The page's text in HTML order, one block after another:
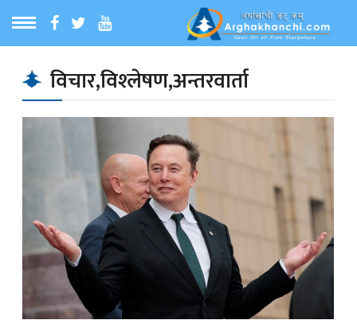
MENU
समाचार
विचार,विश्‍लेषण,अन्तरवार्ता